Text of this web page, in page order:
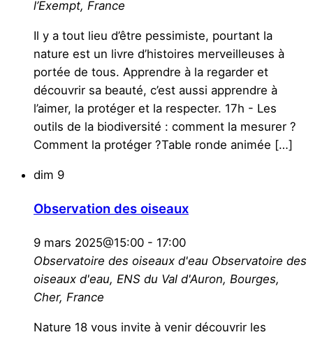
l’Exempt, France
Il y a tout lieu d’être pessimiste, pourtant la
nature est un livre d’histoires merveilleuses à
portée de tous. Apprendre à la regarder et
découvrir sa beauté, c’est aussi apprendre à
l’aimer, la protéger et la respecter. 17h - Les
outils de la biodiversité : comment la mesurer ?
Comment la protéger ?Table ronde animée […]
dim 9
Observation des oiseaux
9 mars 2025@15:00 - 17:00
Observatoire des oiseaux d'eau Observatoire des
oiseaux d'eau, ENS du Val d'Auron, Bourges,
Cher, France
Nature 18 vous invite à venir découvrir les